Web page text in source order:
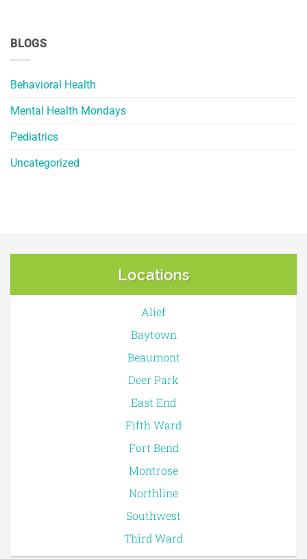
BLOGS
Behavioral Health
Mental Health Mondays
Pediatrics
Uncategorized
Locations
Alief
Baytown
Beaumont
Deer Park
East End
Fifth Ward
Fort Bend
Montrose
Northline
Southwest
Third Ward